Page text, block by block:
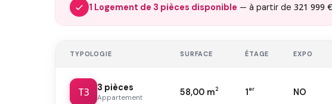
1 Logement de 3 pièces disponible — à partir de 321 999 €
TYPOLOGIE SURFACE ÉTAGE EXPO
T3 3 pièces
Appartement
58,00 m2 1er NO